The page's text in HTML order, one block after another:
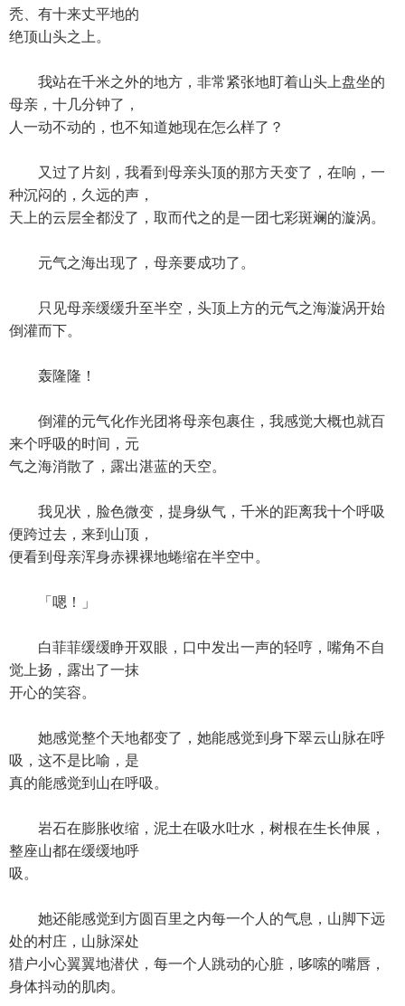
秃、有十来丈平地的
绝顶山头之上。
我站在千米之外的地方，非常紧张地盯着山头上盘坐的
母亲，十几分钟了，
人一动不动的，也不知道她现在怎么样了？
又过了片刻，我看到母亲头顶的那方天变了，在响，一
种沉闷的，久远的声，
天上的云层全都没了，取而代之的是一团七彩斑斓的漩涡。
元气之海出现了，母亲要成功了。
只见母亲缓缓升至半空，头顶上方的元气之海漩涡开始
倒灌而下。
轰隆隆！
倒灌的元气化作光团将母亲包裹住，我感觉大概也就百
来个呼吸的时间，元
气之海消散了，露出湛蓝的天空。
我见状，脸色微变，提身纵气，千米的距离我十个呼吸
便跨过去，来到山顶，
便看到母亲浑身赤裸裸地蜷缩在半空中。
「嗯！」
白菲菲缓缓睁开双眼，口中发出一声的轻哼，嘴角不自
觉上扬，露出了一抹
开心的笑容。
她感觉整个天地都变了，她能感觉到身下翠云山脉在呼
吸，这不是比喻，是
真的能感觉到山在呼吸。
岩石在膨胀收缩，泥土在吸水吐水，树根在生长伸展，
整座山都在缓缓地呼
吸。
她还能感觉到方圆百里之内每一个人的气息，山脚下远
处的村庄，山脉深处
猎户小心翼翼地潜伏，每一个人跳动的心脏，哆嗦的嘴唇，
身体抖动的肌肉。